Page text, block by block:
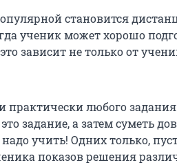
становится
ученик может хорошо
зависит не только от
любого
задание, а затем суметь
учить! Одних только,
показов решения